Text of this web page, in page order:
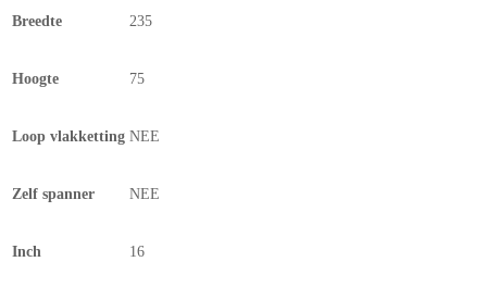
Breedte 235
Hoogte 75
Loop vlakketting NEE
Zelf spanner NEE
Inch 16